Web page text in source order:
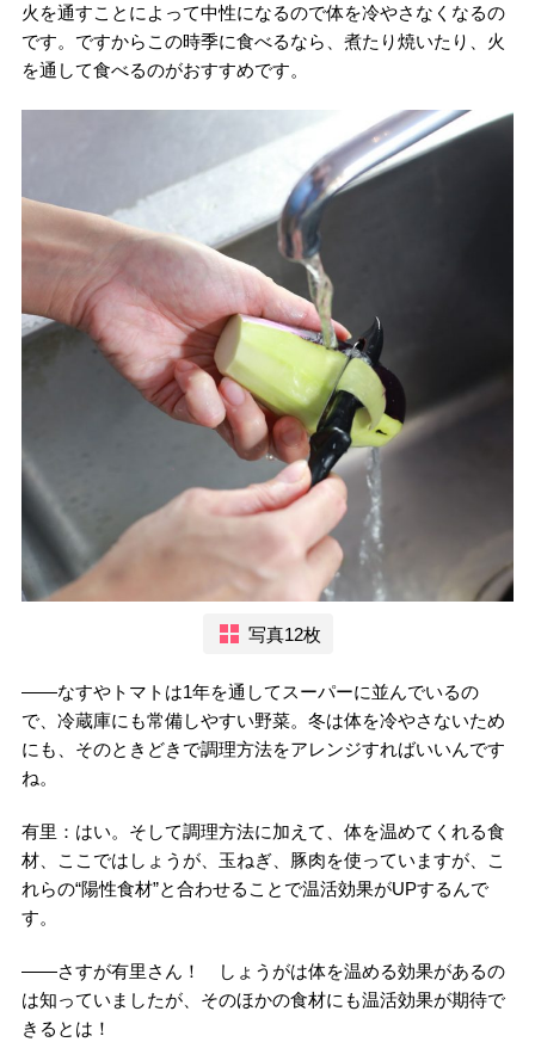
火を通すことによって中性になるので体を冷やさなくなるの
です。ですからこの時季に食べるなら、煮たり焼いたり、火
を通して食べるのがおすすめです。
写真12枚
――なすやトマトは1年を通してスーパーに並んでいるの
で、冷蔵庫にも常備しやすい野菜。冬は体を冷やさないため
にも、そのときどきで調理方法をアレンジすればいいんです
ね。
有里：はい。そして調理方法に加えて、体を温めてくれる食
材、ここではしょうが、玉ねぎ、豚肉を使っていますが、こ
れらの“陽性食材”と合わせることで温活効果がUPするんで
す。
――さすが有里さん！ しょうがは体を温める効果があるの
は知っていましたが、そのほかの食材にも温活効果が期待で
きるとは！